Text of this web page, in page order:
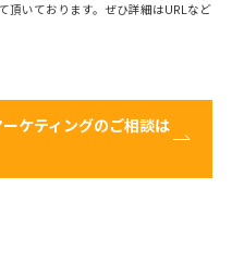
頂いております。ぜひ詳細はURLなど
ケティングのご相談は